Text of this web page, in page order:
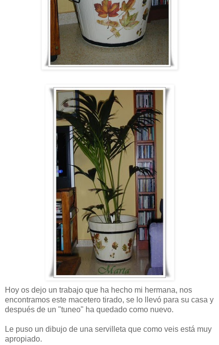
Hoy os dejo un trabajo que ha hecho mi hermana, nos
encontramos este macetero tirado, se lo llevó para su casa y
después de un "tuneo" ha quedado como nuevo.
Le puso un dibujo de una servilleta que como veis está muy
apropiado.